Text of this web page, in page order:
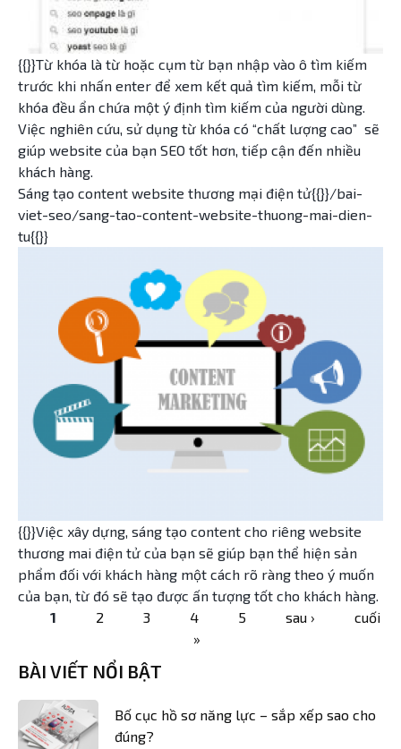
{{}}Từ khóa là từ hoặc cụm từ bạn nhập vào ô tìm kiếm
trước khi nhấn enter để xem kết quả tìm kiếm, mỗi từ
khóa đều ẩn chứa một ý định tìm kiếm của người dùng.
Việc nghiên cứu, sử dụng từ khóa có “chất lượng cao” sẽ
giúp website của bạn SEO tốt hơn, tiếp cận đến nhiều
khách hàng.
Sáng tạo content website thương mại điện tử{{}}/bai-
viet-seo/sang-tao-content-website-thuong-mai-dien-
tu{{}}
{{}}Việc xây dựng, sáng tạo content cho riêng website
thương mai điện tử của bạn sẽ giúp bạn thể hiện sản
phẩm đối với khách hàng một cách rõ ràng theo ý muốn
của bạn, từ đó sẽ tạo được ấn tượng tốt cho khách hàng.
Trang
1 2 3 4 5 sau ›
cuối
»
BÀI VIẾT NỔI BẬT
Bố cục hồ sơ năng lực – sắp xếp sao cho
đúng?